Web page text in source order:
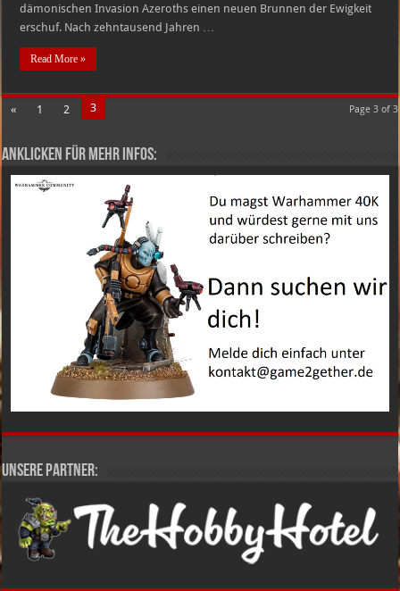
dämonischen Invasion Azeroths einen neuen Brunnen der Ewigkeit
erschuf. Nach zehntausend Jahren …
Read More »
Page 3 of 3
« 1 2 3
Anklicken für mehr Infos:
Unsere Partner: